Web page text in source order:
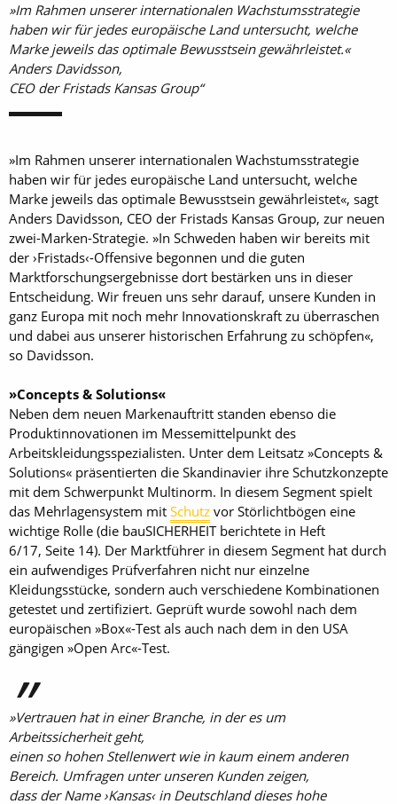
»Im Rahmen unserer ­internationalen Wachstumsstrategie
haben wir für jedes europäische Land ­untersucht, welche
Marke jeweils das optimale Bewusstsein ­gewährleistet.«
Anders Davidsson,
CEO der Fristads Kansas Group
»Im Rahmen unserer internationalen Wachstumsstrategie
haben wir für jedes europäische Land untersucht, welche
Marke jeweils das optimale Bewusstsein gewährleistet«, sagt
Anders Davidsson, CEO der Fristads Kansas Group, zur neuen
zwei-Marken-Strategie. »In Schweden haben wir bereits mit
der ›Fristads‹-Offensive begonnen und die guten
Marktforschungsergebnisse dort bestärken uns in dieser
Entscheidung. Wir freuen uns sehr darauf, unsere Kunden in
ganz Europa mit noch mehr Innovationskraft zu überraschen
und dabei aus unserer historischen Erfahrung zu schöpfen«,
so Davidsson.
»Concepts & Solutions«
Neben dem neuen Markenauftritt standen ebenso die
Produktinnovationen im Messemittelpunkt des
Arbeitskleidungsspezialisten. Unter dem Leitsatz »Concepts &
Solutions« präsentierten die Skandinavier ihre Schutzkonzepte
mit dem Schwerpunkt Multinorm. In diesem Segment spielt
das Mehr­lagensystem mit Schutz vor Störlichtbögen eine
wichtige Rolle (die bauSICHERHEIT berichtete in Heft
6/17, Seite 14). Der Marktführer in diesem Segment hat durch
ein aufwendiges Prüfverfahren nicht nur einzelne
Kleidungsstücke, sondern auch verschiedene Kombinationen
ge­testet und zertifiziert. Geprüft wurde sowohl nach dem
europäischen »Box«-Test als auch nach dem in den USA
gängigen »Open Arc«-Test.
»Vertrauen hat in einer Branche, in der es um
Arbeitssicherheit geht,
einen so hohen Stellenwert wie in kaum einem anderen
Bereich. Umfragen unter unseren Kunden zeigen,
dass der Name ›Kansas‹ in Deutschland dieses hohe